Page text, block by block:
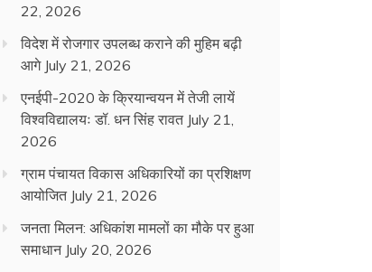
22, 2026
विदेश में रोजगार उपलब्ध कराने की मुहिम बढ़ी
आगे July 21, 2026
एनईपी-2020 के क्रियान्वयन में तेजी लायें
विश्वविद्यालयः डॉ. धन सिंह रावत July 21,
2026
ग्राम पंचायत विकास अधिकारियों का प्रशिक्षण
आयोजित July 21, 2026
जनता मिलन: अधिकांश मामलों का मौके पर हुआ
समाधान July 20, 2026